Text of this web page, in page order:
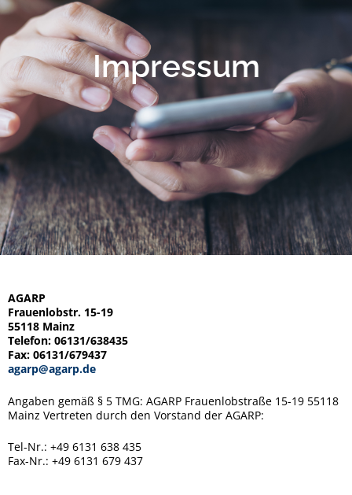
Impressum
AGARP
Frauenlobstr. 15-19
55118 Mainz
Telefon: 06131/638435
Fax: 06131/679437
agarp@agarp.de
Angaben gemäß § 5 TMG: AGARP Frauenlobstraße 15-19 55118
Mainz Vertreten durch den Vorstand der AGARP:
Tel-Nr.: +49 6131 638 435
Fax-Nr.: +49 6131 679 437